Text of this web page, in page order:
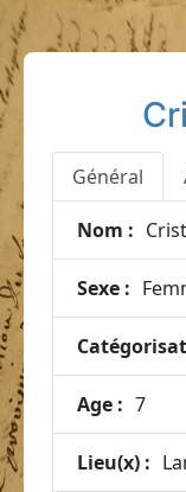
Général
Nom :
Sexe :
Age : 7
Lieu(x) :